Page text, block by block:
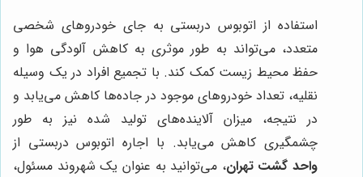
استفاده از اتوبوس دربستی به جای خودروهای شخصی
متعدد، می‌تواند به طور موثری به کاهش آلودگی هوا و
حفظ محیط زیست کمک کند. با تجمیع افراد در یک وسیله
نقلیه، تعداد خودروهای موجود در جاده‌ها کاهش می‌یابد و
در نتیجه، میزان آلاینده‌های تولید شده نیز به طور
چشمگیری کاهش می‌یابد. با اجاره اتوبوس دربستی از
واحد گشت تهران، می‌توانید به عنوان یک شهروند مسئول،